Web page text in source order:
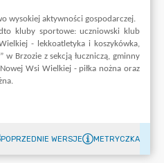
POPRZEDNIE WERSJE METRYCZKA